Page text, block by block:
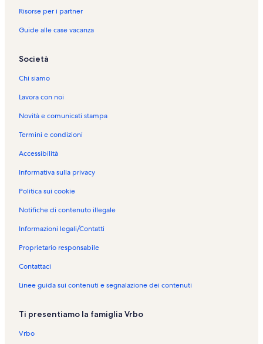
Risorse per i partner
Guide alle case vacanza
Società
Chi siamo
Lavora con noi
Novità e comunicati stampa
Termini e condizioni
Accessibilità
Informativa sulla privacy
Politica sui cookie
Notifiche di contenuto illegale
Informazioni legali/Contatti
Proprietario responsabile
Contattaci
Linee guida sui contenuti e segnalazione dei contenuti
Ti presentiamo la famiglia Vrbo
Vrbo